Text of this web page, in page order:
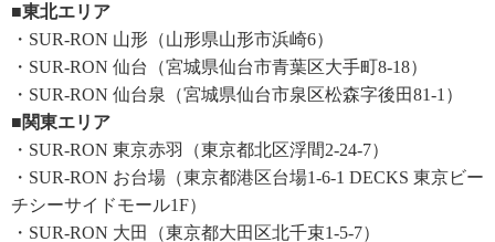
■東北エリア
・SUR-RON 山形（山形県山形市浜崎6）
・SUR-RON 仙台（宮城県仙台市青葉区大手町8-18）
・SUR-RON 仙台泉（宮城県仙台市泉区松森字後田81-1）
■関東エリア
・SUR-RON 東京赤羽（東京都北区浮間2-24-7）
・SUR-RON お台場（東京都港区台場1-6-1 DECKS 東京ビー
チシーサイドモール1F）
・SUR-RON 大田（東京都大田区北千束1-5-7）